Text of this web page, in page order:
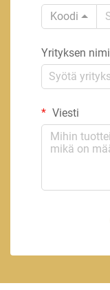
Koodi
Yrityksen nimi
Viesti